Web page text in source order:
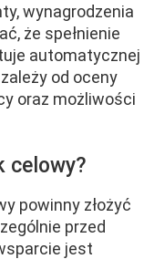
wynagrodzenia
że spełnienie
automatycznej
od oceny
oraz możliwości
celowy?
powinny złożyć
przed
jest